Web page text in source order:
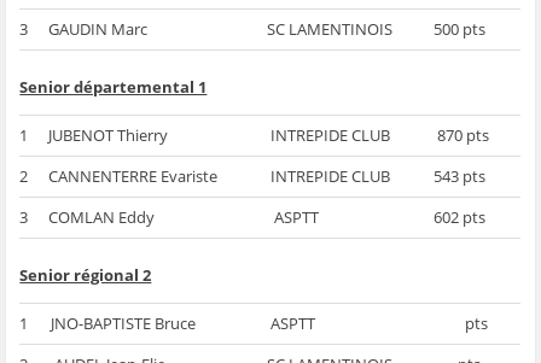
3
GAUDIN Marc SC LAMENTINOIS 500 pts
Senior départemental 1
1 JUBENOT Thierry INTREPIDE CLUB
870 pts
2
CANNENTERRE Evariste INTREPIDE CLUB
543 pts
3
COMLAN Eddy ASPTT 602 pts
Senior régional 2
1 JNO-BAPTISTE Bruce ASPTT
pts